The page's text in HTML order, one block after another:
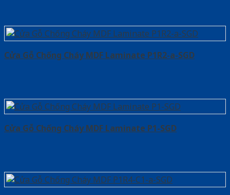
Cửa Gỗ Chống Cháy MDF Laminate P1R2-a-SGD
Cửa Gỗ Chống Cháy MDF Laminate P1-SGD